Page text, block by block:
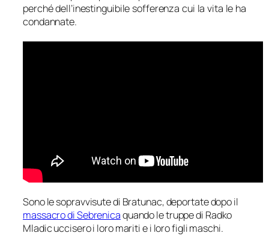
perché dell’inestinguibile sofferenza cui la vita le ha
condannate.
Sono le sopravvisute di Bratunac, deportate dopo il
massacro di Sebrenicaquando le truppe di Radko
Mladic uccisero i loro mariti e i loro figli maschi.